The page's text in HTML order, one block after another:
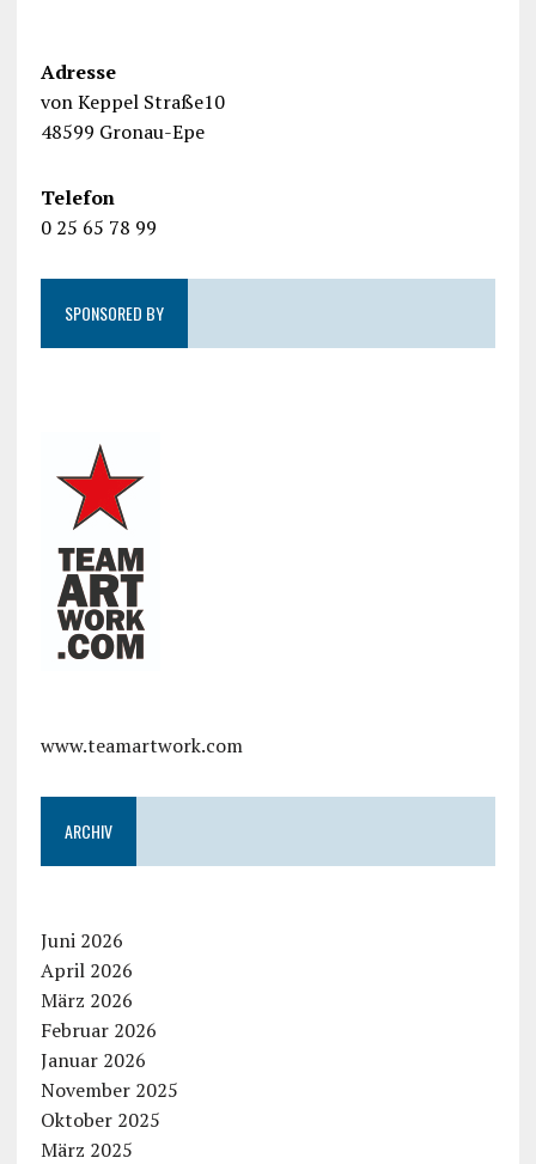
Adresse
von Keppel Straße10
48599 Gronau-Epe
Telefon
0 25 65 78 99
SPONSORED BY
www.teamartwork.com
ARCHIV
Juni 2026
April 2026
März 2026
Februar 2026
Januar 2026
November 2025
Oktober 2025
März 2025